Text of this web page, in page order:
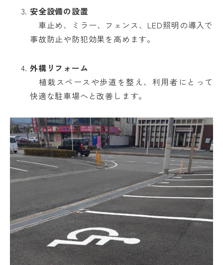
安全設備の設置
車止め、ミラー、フェンス、LED照明の導入で
事故防止や防犯効果を高めます。
外構リフォーム
植栽スペースや歩道を整え、利用者にとって
快適な駐車場へと改善します。